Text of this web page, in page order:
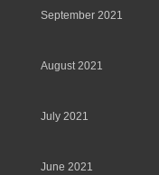
September 2021
August 2021
July 2021
June 2021